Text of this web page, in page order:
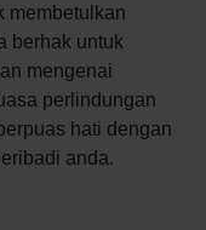
membetulkan
berhak untuk
mengenai
perlindungan
hati dengan
anda.